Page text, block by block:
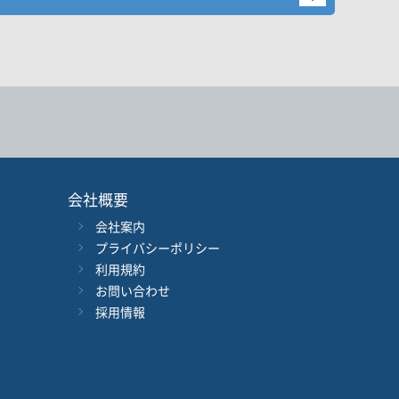
月 ～
Google 立ち読み
会社概要
会社案内
プライバシーポリシー
利用規約
お問い合わせ
採用情報